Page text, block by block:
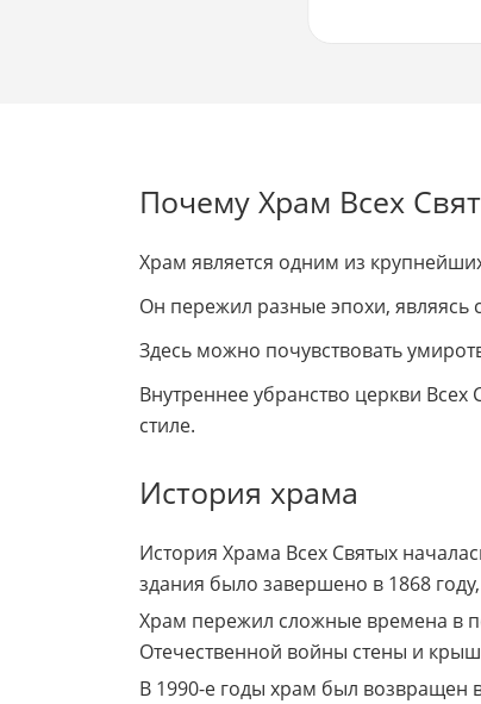
Почему Храм Всех
Храм является одним из
Он пережил разные эпохи,
Здесь можно почувствовать
Внутреннее убранство церкви
стиле.
История храма
История Храма Всех Святых
здания было завершено в 1868
Храм пережил сложные времена в
Отечественной войны стены и
В 1990-е годы храм был возвращен